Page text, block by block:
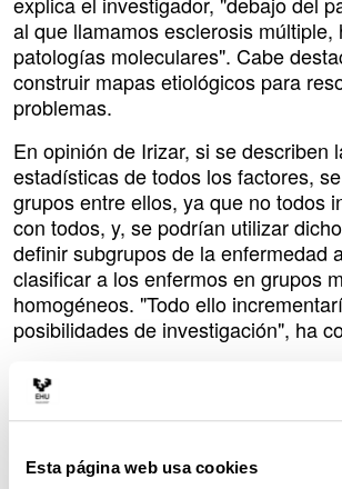
Esta página web usa cookies
al que llamamos esclerosis múltiple,
patologías moleculares". Cabe
construir mapas etiológicos para
problemas.
En opinión de Irizar, si se describen
estadísticas de todos los factores,
grupos entre ellos, ya que no todos
con todos, y, se podrían utilizar
definir subgrupos de la enfermedad
clasificar a los enfermos en grupos
homogéneos. "Todo ello
posibilidades de investigación", ha
En las investigaciones realizadas
tendencia ha sido investigar
pequeños con gran precisión. "Pero
nunca llegaremos a entender el